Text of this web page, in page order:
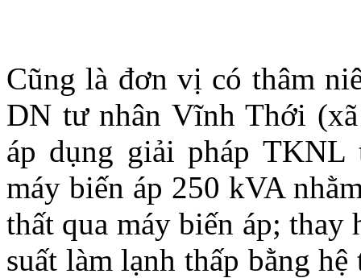
Cũng là đơn vị có thâm
DN tư nhân Vĩnh Thới
áp dụng giải pháp
máy biến áp 250 kVA
thất qua máy biến áp; thay
suất làm lạnh thấp bằng